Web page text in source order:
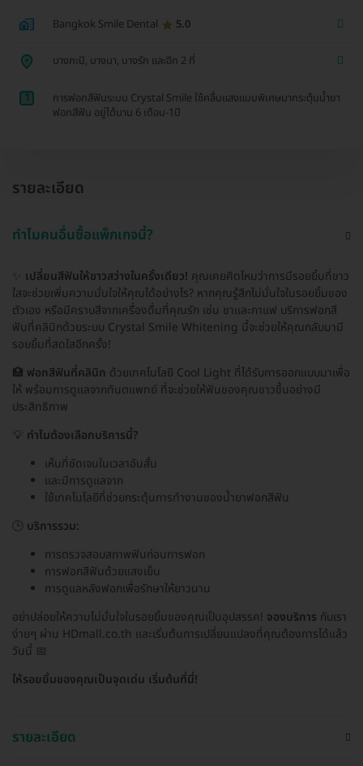
Bangkok Smile Dental 5.0
บางกะปิ, บางนา, บางรัก และอีก 2 ที่
1
การฟอกสีฟันระบบ Crystal Smile ใช้คลื่นแสงแบบพิเศษมากระตุ้นน้ำยา
ฟอกสีฟัน อยู่ได้นาน 6 เดือน-1ปี
รายละเอียด
ทำไมคนอื่นซื้อแพ็กเกจนี้?
เปลี่ยนสีฟันให้ขาวสว่างในครั้งเดียว! คุณเคยคิดไหมว่าการมีรอยยิ้มที่ขาว
ใสจะช่วยเพิ่มความมั่นใจให้คุณได้อย่างไร? หากคุณรู้สึกไม่มั่นใจในรอยยิ้มของ
ตัวเอง หรือมีคราบสีจากเครื่องดื่มที่คุณรัก เช่น ชาและกาแฟ บริการฟอกสี
ฟันที่คลินิกด้วยระบบ Crystal Smile Whitening นี้จะช่วยให้คุณกลับมามี
รอยยิ้มที่สดใสอีกครั้ง!
🏥 ฟอกสีฟันที่คลินิก ด้วยเทคโนโลยี Cool Light ที่ได้รับการออกแบบมาเพื่อ
ให้ พร้อมการดูแลจากทันตแพทย์ ที่จะช่วยให้ฟันของคุณขาวขึ้นอย่างมี
ประสิทธิภาพ
💡 ทำไมต้องเลือกบริการนี้?
เห็นที่ชัดเจนในเวลาอันสั้น
และมีการดูแลจาก
ใช้เทคโนโลยีที่ช่วยกระตุ้นการทำงานของน้ำยาฟอกสีฟัน
🕒 บริการรวม:
การตรวจสอบสภาพฟันก่อนการฟอก
การฟอกสีฟันด้วยแสงเย็น
การดูแลหลังฟอกเพื่อรักษาให้ยาวนาน
อย่าปล่อยให้ความไม่มั่นใจในรอยยิ้มของคุณเป็นอุปสรรค! จองบริการ กับเรา
ง่ายๆ ผ่าน HDmall.co.th และเริ่มต้นการเปลี่ยนแปลงที่คุณต้องการได้แล้ว
วันนี้ 📅
ให้รอยยิ้มของคุณเป็นจุดเด่น เริ่มต้นที่นี่!
รายละเอียด